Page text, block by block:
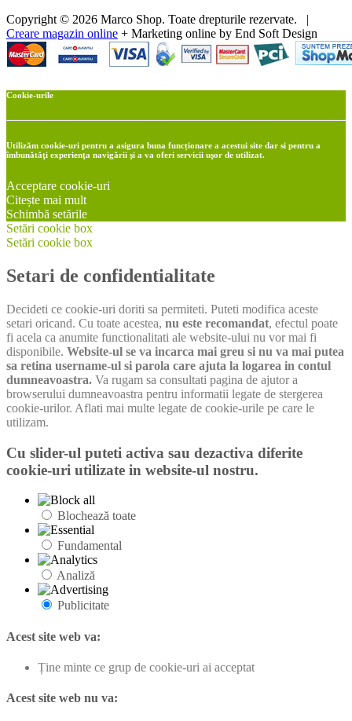
Copyright © 2026 Marco Shop. Toate drepturile rezervate. |
Creare magazin online + Marketing online by End Soft Design
Cookie-urile
Utilizăm cookie-uri pentru a asigura buna funcționare a acestui site dar si pentru a
îmbunătăţi experienţa navigării şi a va oferi servicii uşor de utilizat.
Acceptare cookie-uri
Citește mai mult
Schimbă setările
Setări cookie box
Setări cookie box
Setari de confidentialitate
Decideti ce cookie-uri doriti sa permiteti. Puteti modifica aceste
setari oricand. Cu toate acestea, nu este recomandat, efectul poate
fi acela ca anumite functionalitati ale website-ului nu vor mai fi
disponibile. Website-ul se va incarca mai greu si nu va mai putea
sa retina username-ul si parola care ajuta la logarea in contul
dumneavoastra. Va rugam sa consultati pagina de ajutor a
browserului dumneavoastra pentru informatii legate de stergerea
cookie-urilor. Aflati mai multe legate de cookie-urile pe care le
utilizam.
Cu slider-ul puteti activa sau dezactiva diferite
cookie-uri utilizate in website-ul nostru.
Blochează toate
Fundamental
Analiză
Publicitate
Acest site web va:
Ține minte ce grup de cookie-uri ai acceptat
Acest site web nu va: